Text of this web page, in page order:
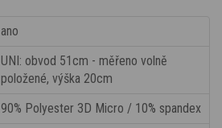
ano
UNI: obvod 51cm - měřeno volně
položené, výška 20cm
90% Polyester 3D Micro / 10% spandex